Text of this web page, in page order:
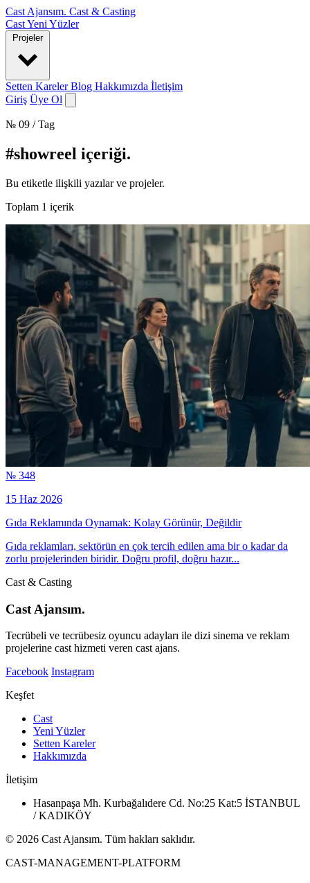
Cast Ajansım. Cast & Casting
CastYeni Yüzler
Projeler
Setten KarelerBlog Hakkımızda İletişim
Giriş Üye Ol
№ 09 / Tag
#showreel içeriği.
Bu etiketle ilişkili yazılar ve projeler.
Toplam 1 içerik
№ 348
15 Haz 2026
Gıda Reklamında Oynamak: Kolay Görünür, Değildir
Gıda reklamları, sektörün en çok tercih edilen ama bir o kadar da
zorlu projelerinden biridir. Doğru profil, doğru hazır...
Cast & Casting
Cast Ajansım.
Tecrübeli ve tecrübesiz oyuncu adayları ile dizi sinema ve reklam
projelerine cast hizmeti veren cast ajans.
Facebook Instagram
Keşfet
Cast
Yeni Yüzler
Setten Kareler
Hakkımızda
İletişim
Hasanpaşa Mh. Kurbağalıdere Cd. No:25 Kat:5 İSTANBUL
/ KADIKÖY
© 2026 Cast Ajansım. Tüm hakları saklıdır.
CAST-MANAGEMENT-PLATFORM